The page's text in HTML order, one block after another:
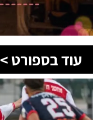
עוד בספורט >